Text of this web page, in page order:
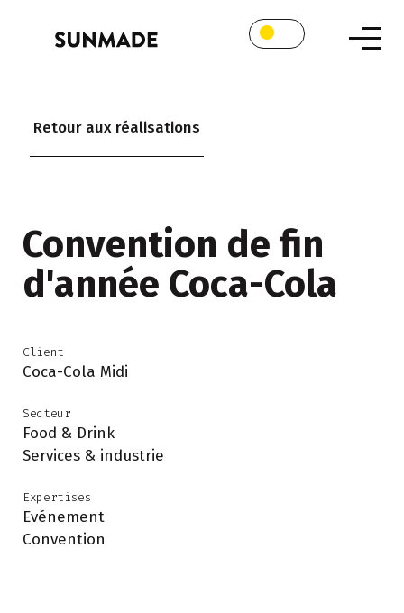
Retour aux réalisations
Convention de fin
d'année Coca-Cola
Client
Coca-Cola Midi
Secteur
Food & Drink
Services & industrie
Expertises
Evénement
Convention